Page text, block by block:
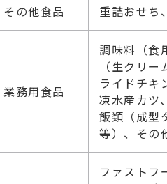
その他食品 重詰おせ
業務用食品
調味料（食
（生クリ
ライドチキ
凍水産カツ
飯類（成型
等）、その
ファストフ